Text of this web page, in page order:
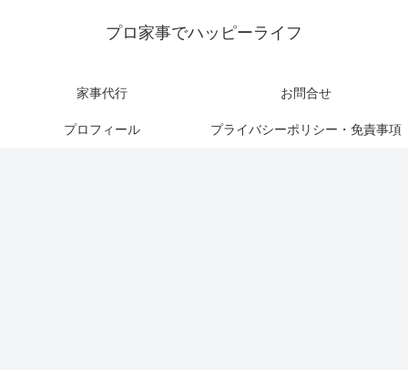
プロ家事でハッピーライフ
家事代行 お問合せ
プロフィール プライバシーポリシー・免責事項